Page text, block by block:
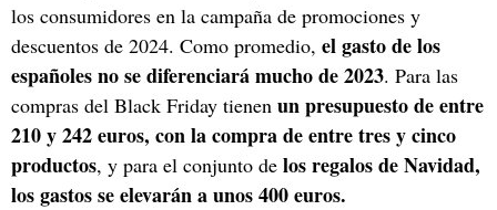
los consumidores en la campaña de promociones y
descuentos de 2024. Como promedio, el gasto de los
españoles no se diferenciará mucho de 2023. Para las
compras del Black Friday tienen un presupuesto de entre
210 y 242 euros, con la compra de entre tres y cinco
productos, y para el conjunto de los regalos de Navidad,
los gastos se elevarán a unos 400 euros.